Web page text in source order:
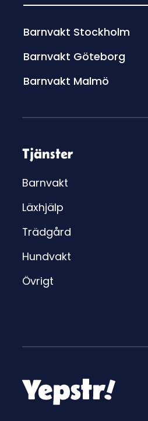
Barnvakt Stockholm
Barnvakt Göteborg
Barnvakt Malmö
Tjänster
Barnvakt
Läxhjälp
Trädgård
Hundvakt
Övrigt